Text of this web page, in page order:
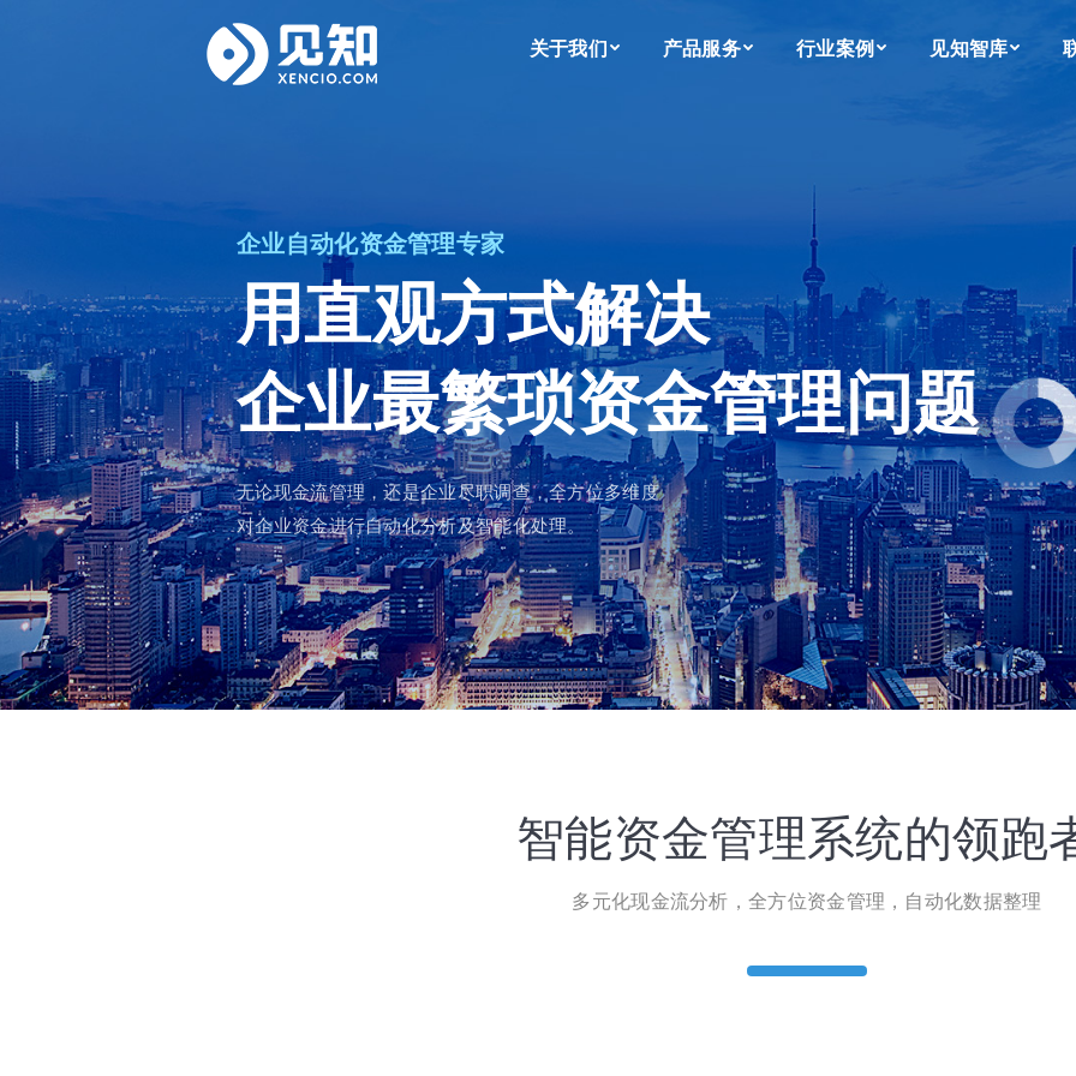
关于我们 产品服务 行业案例 见知智库
企业自动化资金管理专家
用直观方式解决
企业最繁琐资金管理问题
无论现金流管理，还是企业尽职调查，全方位多维度
对企业资金进行自动化分析及智能化处理。
智能资金管理系统的领跑
多元化现金流分析，全方位资金管理，自动化数据整理
关于我们 产品服务 行业案例 见知智库